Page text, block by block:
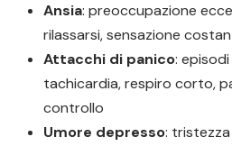
Ansia: preoccupazione
rilassarsi, sensazione
Attacchi di panico:
tachicardia, respiro corto,
controllo
Umore depresso: